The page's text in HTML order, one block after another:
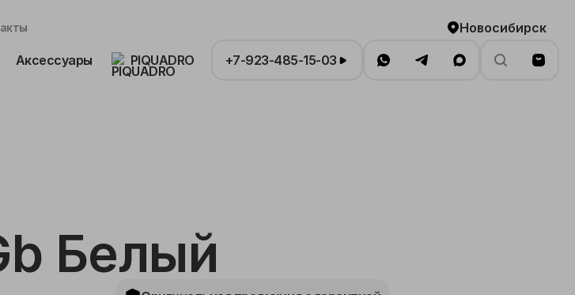
Новосибирск
Аксессуары PIQUADRO +7-923-485-15-03
Белый